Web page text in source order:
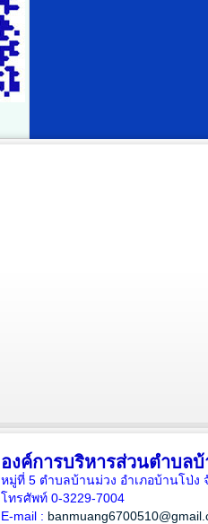
องค์การบริหารส่วนตำบล
หมู่ที่ 5 ตำบลบ้านม่วง อำเภอบ้านโป่ง
โทรศัพท์ 0-3229-7004
E-mail :